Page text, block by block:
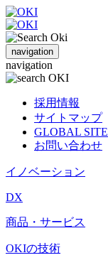
navigation
navigation
採用情報
サイトマップ
GLOBAL SITE
お問い合わせ
イノベーション
DX
商品・サービス
OKIの技術